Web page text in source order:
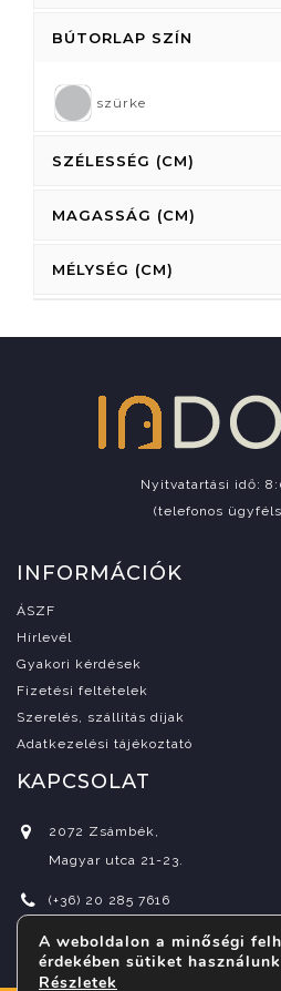
BÚTORLAP SZÍN
szürke
SZÉLESSÉG (CM)
MAGASSÁG (CM)
MÉLYSÉG (CM)
Nyitvatartási idő:
(telefonos
INFORMÁCIÓK
ÁSZF
Hírlevél
Gyakori kérdések
Fizetési feltételek
Szerelés, szállítás díjak
Adatkezelési tájékoztató
KAPCSOLAT
2072 Zsámbék,
Magyar utca 21-23.
(+36) 20 285 7616
info@indora.hu
A weboldalon a minőségi
érdekében sütiket
Részletek